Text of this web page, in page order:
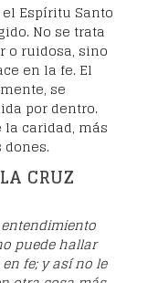
Espíritu Santo
No se trata
o ruidosa, sino
en la fe. El
se
por dentro.
la caridad, más
CRUZ
puede hallar
fe; y así no le